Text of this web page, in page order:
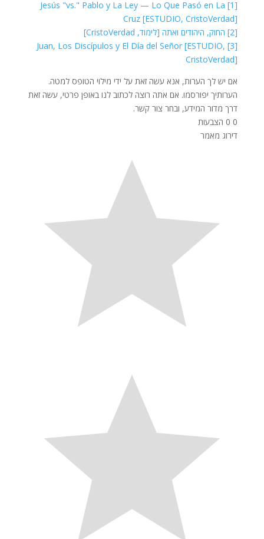
[1] Jesús "vs." Pablo y La Ley — Lo Que Pasó en La
Cruz [ESTUDIO, CristoVerdad]
[2] החוק, היהודים ואתה [לימוד, CristoVerdad]
[3] Juan, Los Discípulos y El Día del Señor [ESTUDIO,
CristoVerdad]
אם יש לך הערות, אנא עשה זאת על ידי מילוי הטופס למטה.
הערותיך יפורסמו. אם אתה רוצה לכתוב לנו באופן פרטי, עשה זאת
דרך מדור המידע, ובחר צור קשר.
0
0 הצבעות
דירוג מאמר